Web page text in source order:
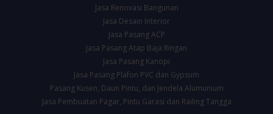
Jasa Renovasi Bangunan
Jasa Desain Interior
Jasa Pasang ACP
Jasa Pasang Atap Baja Ringan
Jasa Pasang Kanopi
Jasa Pasang Plafon PVC dan Gypsum
Pasang Kusen, Daun Pintu, dan Jendela Alumunium
Jasa Pembuatan Pagar, Pintu Garasi dan Railing Tangga